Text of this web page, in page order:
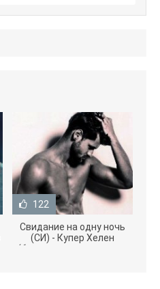
122
Свидание на одну ночь
(СИ) - Купер Хелен
(бесплатные серии книг